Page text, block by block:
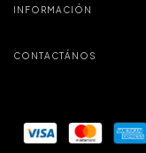
INFORMACIÓN
CONTACTÁNOS